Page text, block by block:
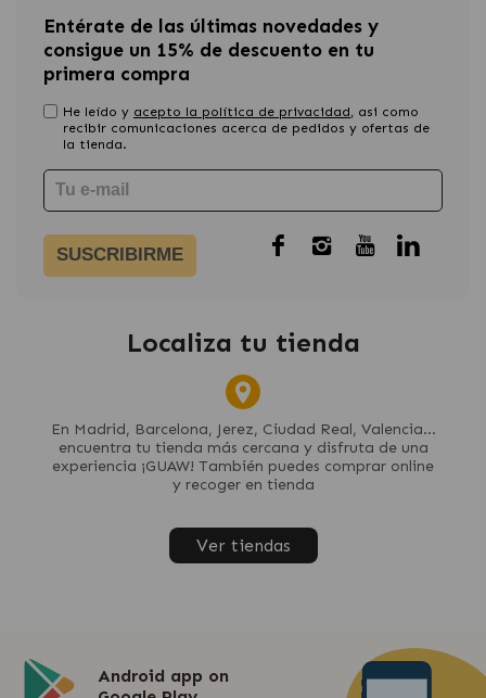
Entérate de las últimas novedades y
consigue un 15% de descuento en tu
primera compra
He leído y acepto la política de privacidad, asi como
recibir comunicaciones acerca de pedidos y ofertas de
la tienda.
SUSCRIBIRME
Localiza tu tienda
En Madrid, Barcelona, Jerez, Ciudad Real, Valencia...
encuentra tu tienda más cercana y disfruta de una
experiencia ¡GUAW! También puedes comprar online
y recoger en tienda
Ver tiendas
Android app on